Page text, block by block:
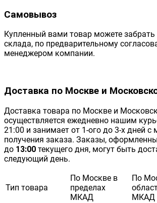
Самовывоз
Купленный вами товар можете забрать
склада, по предварительному
менеджером компании.
Доставка по Москве и
Доставка товара по Москве и
осуществляется ежедневно нашим
21:00 и занимает от 1-ого до 3-х дней с
получения заказа. Заказы,
до 13:00 текущего дня, могут быть
следующий день.
Тип товара
По Москве в
пределах
МКАД
По
МКАД